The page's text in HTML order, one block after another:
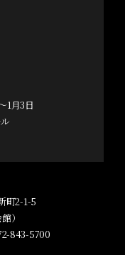
1月3日
町2-1-5
）
843-5700